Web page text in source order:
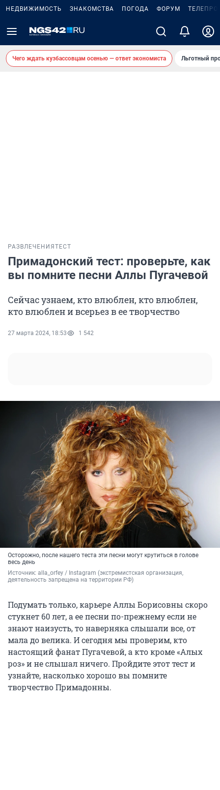
НЕДВИЖИМОСТЬ ЗНАКОМСТВА ПОГОДА ФОРУМ
Чего ждать кузбассовцам осенью — ответ экономиста Льготный
РАЗВЛЕЧЕНИЯ ТЕСТ
Примадонский тест: проверьте, как
вы помните песни Аллы Пугачевой
Сейчас узнаем, кто влюблен, кто влюблен,
кто влюблен и всерьез в ее творчество
27 марта 2024, 18:53 1 542
Осторожно, после нашего теста эти песни могут крутиться в голове
весь день
Источник: alla_orfey / Instagram (экстремистская организация,
деятельность запрещена на территории РФ)
Подумать только, карьере Аллы Борисовны скоро
стукнет 60 лет, а ее песни по-прежнему если не
знают наизусть, то наверняка слышали все, от
мала до велика. И сегодня мы проверим, кто
настоящий фанат Пугачевой, а кто кроме «Алых
роз» и не слышал ничего. Пройдите этот тест и
узнайте, насколько хорошо вы помните
творчество Примадонны.